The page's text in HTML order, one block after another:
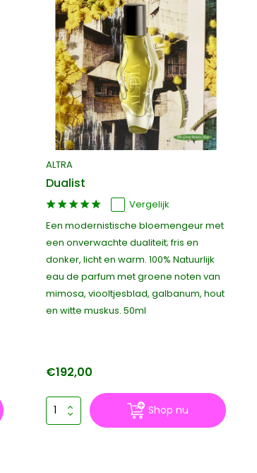
ALTRA
Dualist
Vergelijk
Een modernistische bloemengeur met
een onverwachte dualiteit; fris en
donker, licht en warm. 100% Natuurlijk
eau de parfum met groene noten van
mimosa, viooltjesblad, galbanum, hout
en witte muskus. 50ml
€192,00
Shop nu